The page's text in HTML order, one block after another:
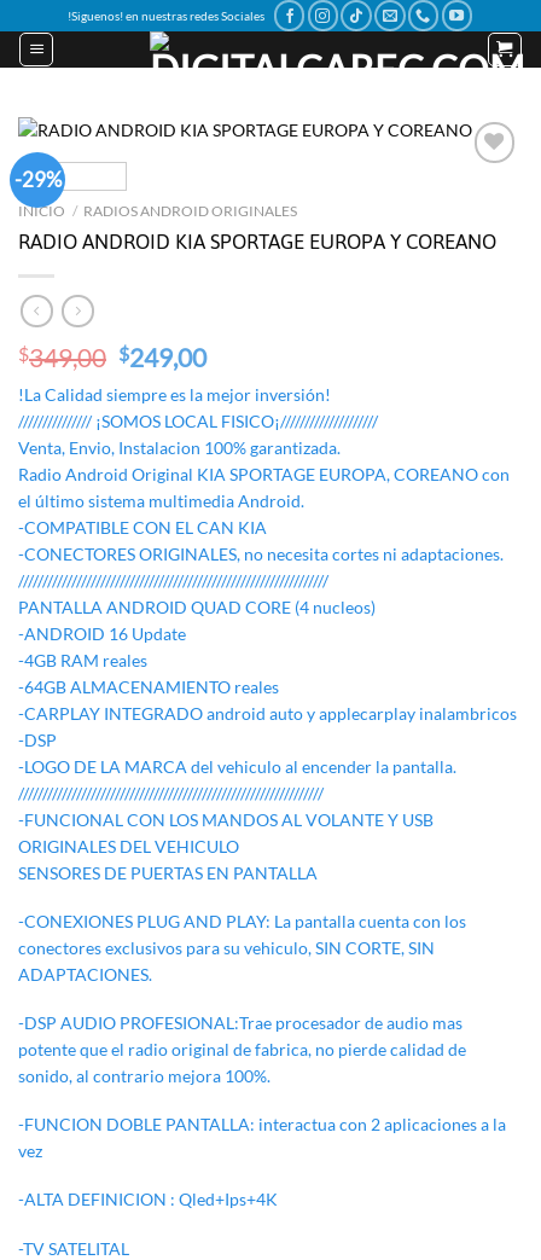
to
content
!Siguenos! en nuestras redes Sociales
-29%
INICIO / RADIOS ANDROID ORIGINALES
RADIO ANDROID KIA SPORTAGE EUROPA Y COREANO
$349,00 Original
was:
$349,00.
$249,00Current
is:
$249,00.
!La Calidad siempre es la mejor inversión!
/////////////// ¡SOMOS LOCAL FISICO¡////////////////////
Venta, Envio, Instalacion 100% garantizada.
Radio Android Original KIA SPORTAGE EUROPA, COREANO con
el último sistema multimedia Android.
-COMPATIBLE CON EL CAN KIA
-CONECTORES ORIGINALES, no necesita cortes ni adaptaciones.
////////////////////////////////////////////////////////////////
PANTALLA ANDROID QUAD CORE (4 nucleos)
-ANDROID 16 Update
-4GB RAM reales
-64GB ALMACENAMIENTO reales
-CARPLAY INTEGRADO android auto y applecarplay inalambricos
-DSP
-LOGO DE LA MARCA del vehiculo al encender la pantalla.
///////////////////////////////////////////////////////////////
-FUNCIONAL CON LOS MANDOS AL VOLANTE Y USB
ORIGINALES DEL VEHICULO
SENSORES DE PUERTAS EN PANTALLA
-CONEXIONES PLUG AND PLAY: La pantalla cuenta con los
conectores exclusivos para su vehiculo, SIN CORTE, SIN
ADAPTACIONES.
-DSP AUDIO PROFESIONAL:Trae procesador de audio mas
potente que el radio original de fabrica, no pierde calidad de
sonido, al contrario mejora 100%.
-FUNCION DOBLE PANTALLA: interactua con 2 aplicaciones a la
vez
-ALTA DEFINICION : Qled+Ips+4K
-TV SATELITAL